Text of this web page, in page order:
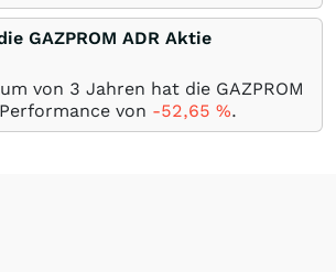
GAZPROM ADR Aktie
von 3 Jahren hat die GAZPROM
von -52,65 %.